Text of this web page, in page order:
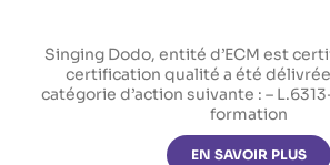
Singing Dodo, entité d’ECM est
certification qualité a été
catégorie d’action suivante : –
formation
EN SAVOIR PLUS